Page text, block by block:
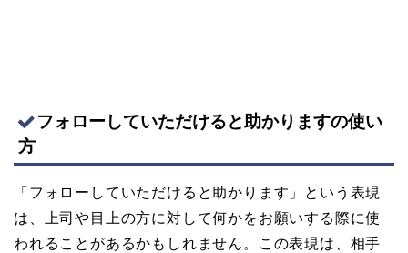
フォローしていただけると助かりますの使い
方
「フォローしていただけると助かります」という表現
は、上司や目上の方に対して何かをお願いする際に使
われることがあるかもしれません。この表現は、相手